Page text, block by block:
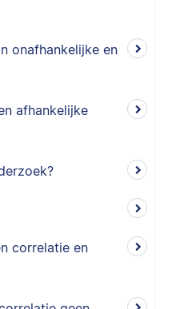
onafhankelijke en
afhankelijke
correlatie en